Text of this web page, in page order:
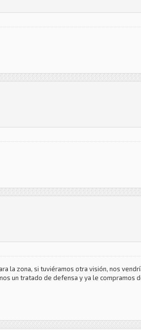
la zona, si tuviéramos otra visión, nos
un tratado de defensa y ya le compramos